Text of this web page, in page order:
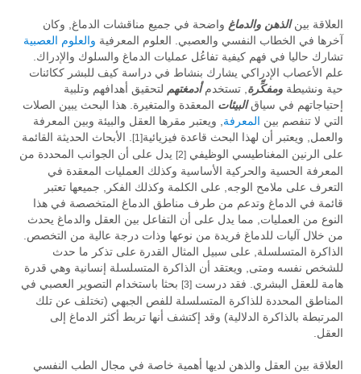
العلاقة بينالذهن والدماغ واضحة في جميع مناقشات الدماغ, وكان
آخرها في الخطاب النفسي والعصبي. العلوم المعرفية والعلوم العصبية
تشارك حاليا في فهم كيفية تفاعُل عمليات الدماغ والسلوك والإدراك.
علم الأعصاب الإدراكي يشارك بنشاط في دراسة كيف للبشر ككائنات
حية ونشيطةومفكِّرة , تستخدمأدمغتهم لتحقيق أهدافهم وتلبية
إحتياجاتهم في سياقالبيئات المعقدة والمتغيرة. هذا البحث يبين الصلات
التي لا تنفصم بين المعرفة , ويعتبر مقرها العقل والبيئة وبين المعرفة
والعمل, ويعتبر أن لهذا البحث قاعدة فيزيائية[1]
. الأبحاث الحديثة القائمة
على الرنين المغناطيسي الوظيفي[2]
يدل على أن الجوانب المحددة من
المعرفة الحسية والحركية الأساسية وكذلك العمليات المعقدة في
التعرف على ملامح الوجه, على الكلمة وكذلك الفكر, جميعها تعتبر
قائمة في الدماغ وتدعم من طرف مناطق الدماغ المتخصصة في هذا
النوع من العمليات, مما يدل على أن التفاعل بين العقل والدماغ يحدث
من خلال آليات للدماغ فريدة من نوعها وذات درجة عالية من التخصص.
الذاكرة المتسلسلة, على سبيل المثال القدرة على تذكر ما حدث
للشخص نفسه ومتى, ويعتقد أن الذاكرة المتسلسلة إنسانية وهي قدرة
هامة للعقل البشري. فقد درست[3]
بحثا باستخدام التصوير العصبي في
المناطق المحددة للذاكرة المتسلسلة للفص الجبهي (تختلف عن تلك
المرتبطة بالذاكرة الدلالية) وقد إكتشف أنها تربط أكثر الدماغ إلى
العقل.
العلاقة بين العقل والذهن لديها أهمية خاصة في مجال الطب النفسي